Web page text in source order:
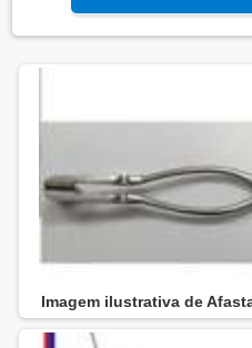
Imagem ilustrativa de